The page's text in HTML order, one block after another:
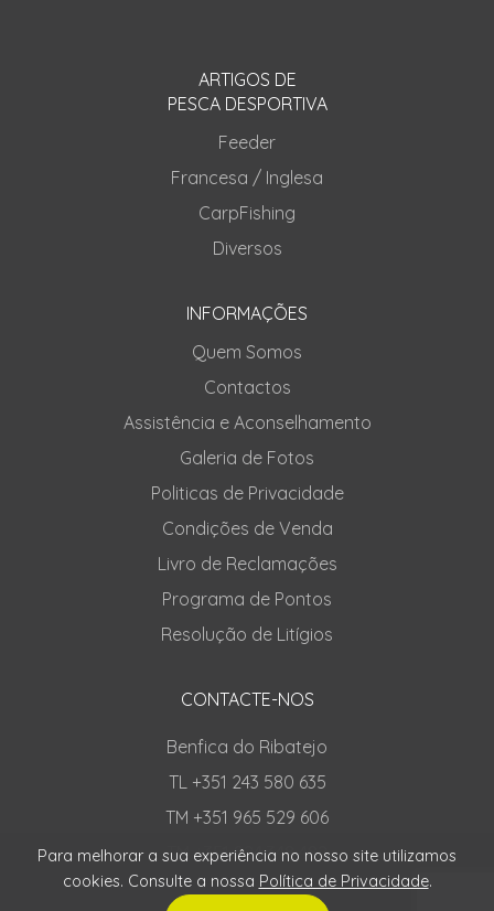
ARTIGOS DE
PESCA DESPORTIVA
Feeder
Francesa / Inglesa
CarpFishing
Diversos
INFORMAÇÕES
Quem Somos
Contactos
Assistência e Aconselhamento
Galeria de Fotos
Politicas de Privacidade
Condições de Venda
Livro de Reclamações
Programa de Pontos
Resolução de Litígios
CONTACTE-NOS
Benfica do Ribatejo
TL +351 243 580 635
TM +351 965 529 606
TM +351 924 348 482
Para melhorar a sua experiência no nosso site utilizamos
cookies. Consulte a nossa Política de Privacidade.